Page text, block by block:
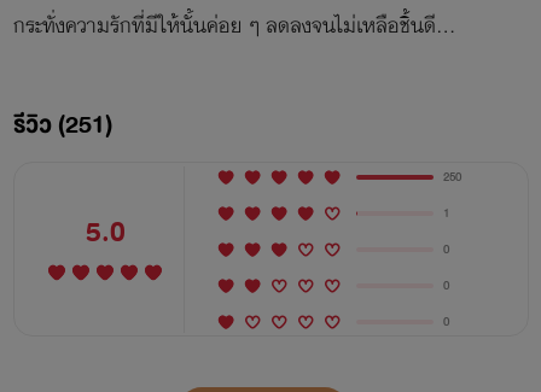
กระทั่งความรักที่มีให้นั้นค่อย ๆ ลดลงจนไม่เหลือชิ้นดี...
รีวิว (251)
5.0
250
1
0
0
0